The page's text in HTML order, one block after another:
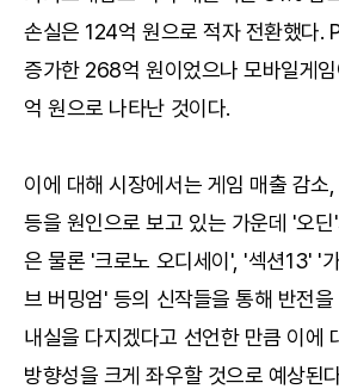
손실은 124억 원으로 적자 전환했다.
증가한 268억 원이었으나 모바일게
억 원으로 나타난 것이다.
이에 대해 시장에서는 게임 매출 감소
등을 원인으로 보고 있는 가운데 '오
은 물론 '크로노 오디세이', '섹션13' '
브 버밍엄' 등의 신작들을 통해 반전
내실을 다지겠다고 선언한 만큼 이에
방향성을 크게 좌우할 것으로 예상된